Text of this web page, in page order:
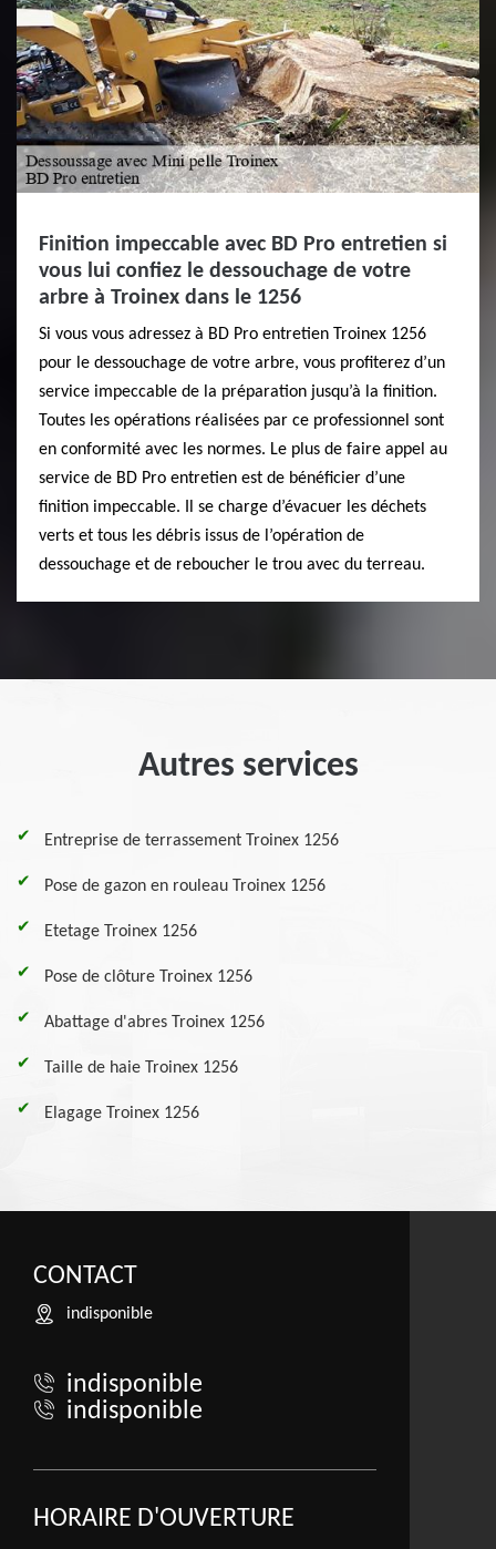
Finition impeccable avec BD Pro entretien si
vous lui confiez le dessouchage de votre
arbre à Troinex dans le 1256
Si vous vous adressez à BD Pro entretien Troinex 1256
pour le dessouchage de votre arbre, vous profiterez d’un
service impeccable de la préparation jusqu’à la finition.
Toutes les opérations réalisées par ce professionnel sont
en conformité avec les normes. Le plus de faire appel au
service de BD Pro entretien est de bénéficier d’une
finition impeccable. Il se charge d’évacuer les déchets
verts et tous les débris issus de l’opération de
dessouchage et de reboucher le trou avec du terreau.
Autres services
Entreprise de terrassement Troinex 1256
Pose de gazon en rouleau Troinex 1256
Etetage Troinex 1256
Pose de clôture Troinex 1256
Abattage d'abres Troinex 1256
Taille de haie Troinex 1256
Elagage Troinex 1256
CONTACT
indisponible
indisponible
indisponible
HORAIRE D'OUVERTURE